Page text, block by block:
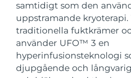
samtidigt som den
uppstramande kryoterapi.
traditionella fuktkrämer
använder UFO™ 3 en
hyperinfusionsteknologi
djupgående och
LUNA™ 4 Men
For men, anti-
BEAR™ 2
Microcurrent line
Deep facial
UFO™ 3 LED
Near-infrared and
device
Hybrid silicone
issa™ 4 plus
Smart hybrid
FAQ™ ANTI-AGING-
Anti-aging
Bosnien och
Hercegovina
Brunei